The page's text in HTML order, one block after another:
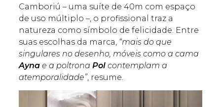
Camboriú – uma suíte de 40m com espaço
de uso múltiplo –, o profissional traz a
natureza como símbolo de felicidade. Entre
suas escolhas da marca, “mais do que
singulares no desenho, móveis como a cama
Aynae a poltronaPol contemplam a
atemporalidade”, resume.